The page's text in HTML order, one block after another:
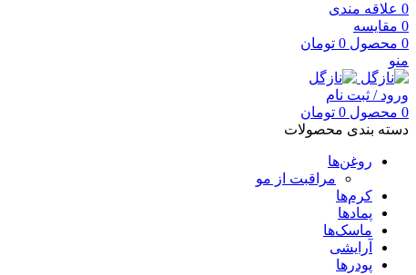
0 علاقه مندی
0 مقایسه
0 محصول 0 تومان
منو
ورود / ثبت نام
0 محصول 0 تومان
دسته بندی محصولات
روغن‌ها
مراقبت از مو
کرم‌ها
پمادها
ماسک‌ها
آرایشی
پودرها